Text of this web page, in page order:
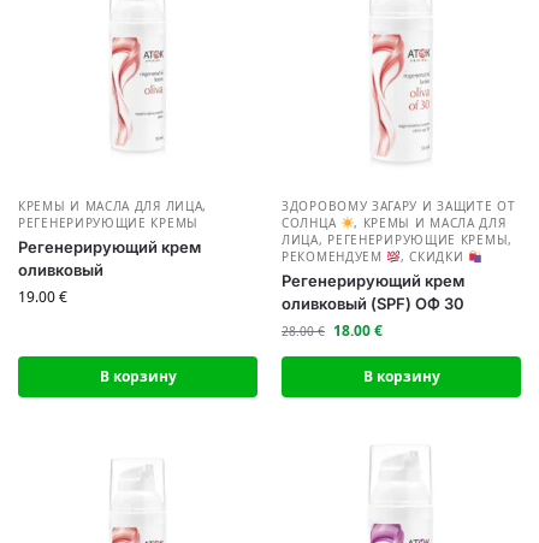
КРЕМЫ И МАСЛА ДЛЯ ЛИЦА,
РЕГЕНЕРИРУЮЩИЕ КРЕМЫ
Регенерирующий крем
оливковый
19.00€
В корзину
ЗДОРОВОМУ ЗАГАРУ И ЗАЩИТЕ ОТ
СОЛНЦА
, КРЕМЫ И МАСЛА ДЛЯ
ЛИЦА, РЕГЕНЕРИРУЮЩИЕ КРЕМЫ,
РЕКОМЕНДУЕМ
,СКИДКИ
Регенерирующий крем
оливковый (SPF) ОФ 30
28.00€ 18.00€
В корзину